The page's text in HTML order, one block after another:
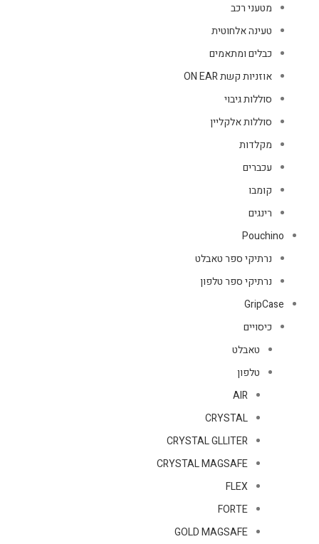
מטעני רכב
טעינה אלחוטית
כבלים ומתאמים
אוזניות קשת ON EAR
סוללות גיבוי
סוללות אלקליין
מקלדות
עכברים
קומבו
רינגים
Pouchino
נרתיקי ספר טאבלט
נרתיקי ספר טלפון
GripCase
כיסויים
טאבלט
טלפון
AIR
CRYSTAL
CRYSTAL GLLITER
CRYSTAL MAGSAFE
FLEX
FORTE
GOLD MAGSAFE